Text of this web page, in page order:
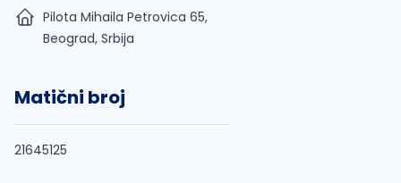
Pilota Mihaila Petrovica 65,
Beograd, Srbija
Matični broj
21645125